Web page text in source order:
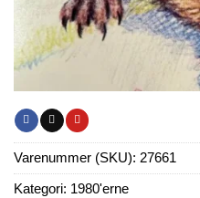
Varenummer (SKU): 27661
Kategori: 1980'erne